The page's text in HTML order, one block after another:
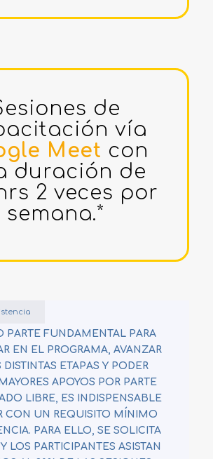
de
vía
Meet con
duración de
2 veces por
semana.*
PARTE FUNDAMENTAL PARA
EN EL PROGRAMA, AVANZAR
DISTINTAS ETAPAS Y PODER
APOYOS POR PARTE
LIBRE, ES INDISPENSABLE
CON UN REQUISITO MÍNIMO
PARA ELLO, SE SOLICITA
LOS PARTICIPANTES ASISTAN